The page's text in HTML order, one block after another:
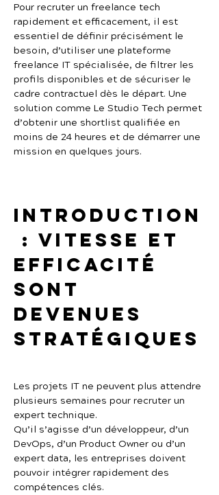
Pour recruter un freelance tech
rapidement et efficacement, il est
essentiel de définir précisément le
besoin, d’utiliser une plateforme
freelance IT spécialisée, de filtrer les
profils disponibles et de sécuriser le
cadre contractuel dès le départ. Une
solution comme Le Studio Tech permet
d’obtenir une shortlist qualifiée en
moins de 24 heures et de démarrer une
mission en quelques jours.
Introduction
: vitesse et
efficacité
sont
devenues
stratégiques
Les projets IT ne peuvent plus attendre
plusieurs semaines pour recruter un
expert technique.
Qu’il s’agisse d’un développeur, d’un
DevOps, d’un Product Owner ou d’un
expert data, les entreprises doivent
pouvoir intégrer rapidement des
compétences clés.